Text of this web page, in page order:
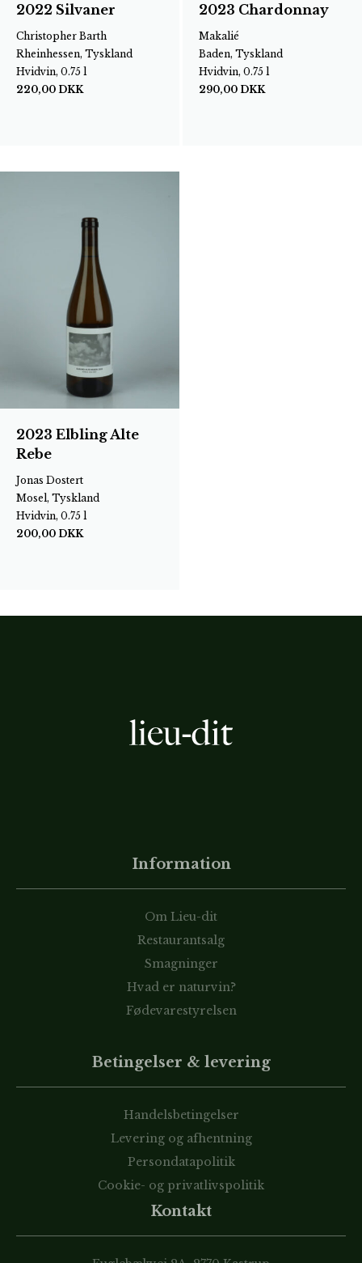
2022 Silvaner
Christopher Barth
Rheinhessen, Tyskland
Hvidvin, 0.75 l
220,00 DKK
2023 Chardonnay
Makalié
Baden, Tyskland
Hvidvin, 0.75 l
290,00 DKK
2023 Elbling Alte
Rebe
Jonas Dostert
Mosel, Tyskland
Hvidvin, 0.75 l
200,00 DKK
Information
Om Lieu-dit
Restaurantsalg
Smagninger
Hvad er naturvin?
Fødevarestyrelsen
Betingelser & levering
Handelsbetingelser
Levering og afhentning
Persondatapolitik
Cookie- og privatlivspolitik
Kontakt